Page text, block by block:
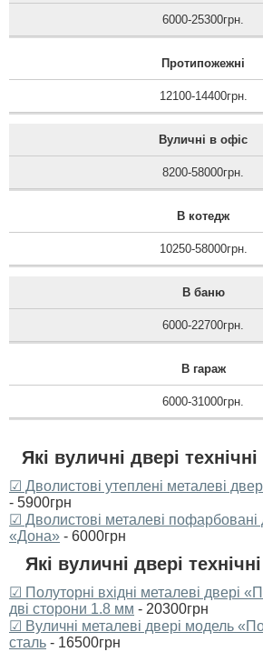
6000-25300грн.
Протипожежні
12100-14400грн.
Вуличні в офіс
8200-58000грн.
В котедж
10250-58000грн.
В баню
6000-22700грн.
В гараж
6000-31000грн.
Які вуличні двері
☑ Дволистові утеплені металеві
- 5900грн
☑ Дволистові металеві пофарбовані
«Дона» - 6000грн
Які вуличні двері
☑ Полуторні вхідні металеві двері
дві сторони 1.8 мм - 20300грн
☑ Вуличні металеві двері модель
сталь - 16500грн